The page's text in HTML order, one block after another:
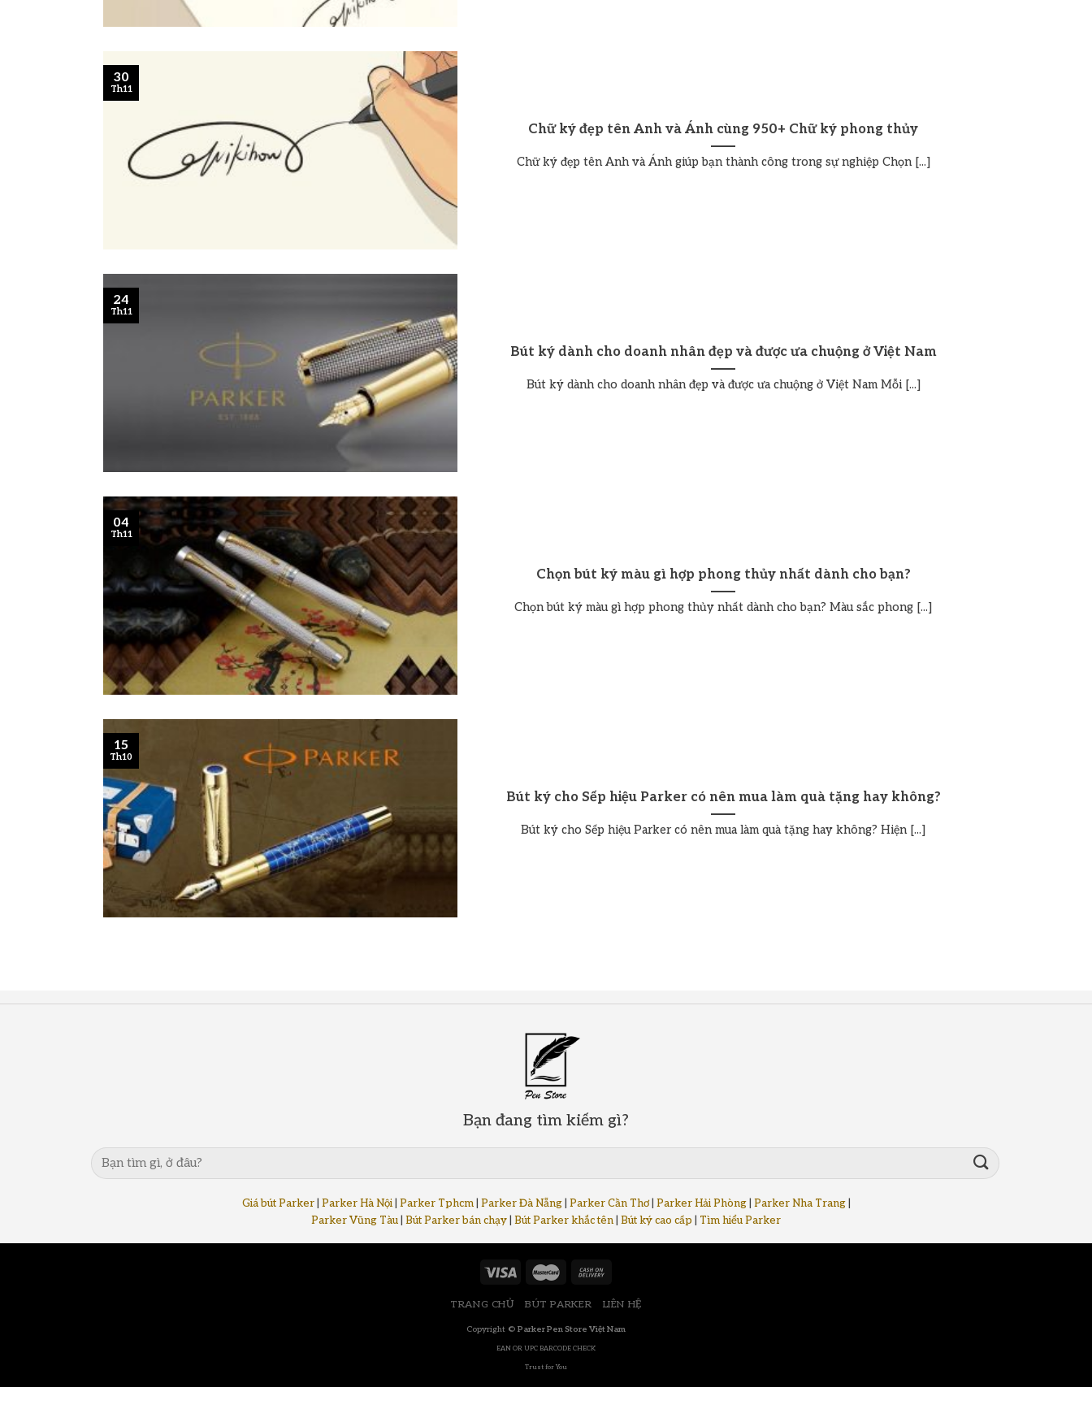
Chữ ký đẹp tên Anh và Ánh cùng 950+ Chữ ký phong thủy
Chữ ký đẹp tên Anh và Ánh giúp bạn thành công trong sự nghiệp Chọn [...]
30
Th11
Bút ký dành cho doanh nhân đẹp và được ưa chuộng ở Việt Nam
Bút ký dành cho doanh nhân đẹp và được ưa chuộng ở Việt Nam Mỗi [...]
24
Th11
Chọn bút ký màu gì hợp phong thủy nhất dành cho bạn?
Chọn bút ký màu gì hợp phong thủy nhất dành cho bạn? Màu sắc phong [...]
04
Th11
Bút ký cho Sếp hiệu Parker có nên mua làm quà tặng hay không?
Bút ký cho Sếp hiệu Parker có nên mua làm quà tặng hay không? Hiện [...]
15
Th10
Bạn đang tìm kiếm gì?
Giá bút Parker| Parker Hà Nội| Parker Tphcm| Parker Đà Nẵng| Parker Cần Thơ| Parker Hải Phòng| Parker Nha Trang|
Parker Vũng Tàu Bút Parker bán chạy Bút Parker khắc tên Bút ký cao cấp Tìm hiểu Parker
TRANG CHỦ BÚT PARKER LIÊN HỆ
Copyright © Parker Pen Store Việt Nam
EAN OR UPC BARCODE CHECK
Trust for You